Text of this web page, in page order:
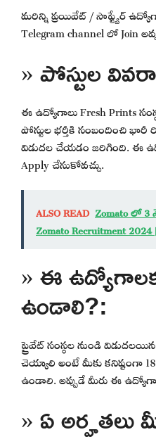
మరిన్ని ప్రయివేట్ / సాఫ్ట్వేర్
Telegram channel లో Join
» పోస్టుల
ఈ ఉద్యోగాలు Fresh Prints
పోస్టుల భర్తీకి సంబందించి భారీ
విడుదల చేయడం జరిగింది. ఈ
Apply చేసుకోవచ్చు.
ALSO READ Zomato లో 3
Zomato Recruitment 2024
» ఈ
ఉండాలి?:
ప్రైవేట్ సంస్థల నుండి
చెయ్యాలి అంటే మీకు కనిష్టంగా
ఉండాలి. అప్పుడే మీరు ఈ
» ఏ అర్హతలు